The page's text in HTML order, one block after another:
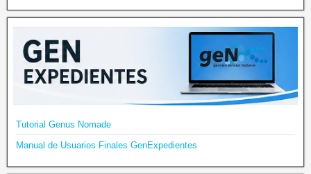
Tutorial Genus Nomade
Manual de Usuarios Finales GenExpedientes